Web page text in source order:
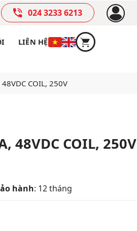
024 3233 6213
LIÊN HỆ
COIL, 250V
48VDC COIL, 250V
hành: 12 tháng